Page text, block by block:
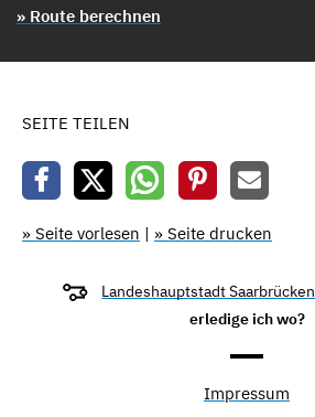
» Route berechnen
SEITE TEILEN
» Seite vorlesen | » Seite drucken
Landeshauptstadt Saarbrücken
erledige ich wo?
Impressum